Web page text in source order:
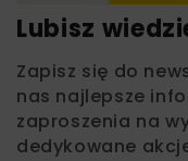
Lubisz
Zapisz się do
nas najlepsze
zaproszenia na
dedykowane